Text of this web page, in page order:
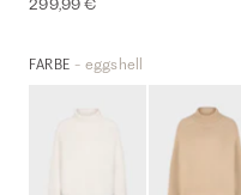
299,99 €
FARBE - eggshell